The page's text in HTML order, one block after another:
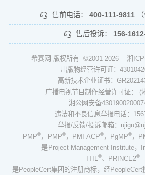
售前电话： 400-111-9811
售后投诉： 156-
希赛网 版权所有 ©2001-2026 湘
出版物经营许可证：
高新技术企业证书：
广播电视节目制作经营许可证： (
湘公网安备
违法和不良信息举报电话：
举报/反馈/投诉邮箱：
PMP®，PMP®，PMI-ACP®，PgMP®，
是Project Management Institute，
ITIL ®、PRINCE2®
是PeopleCert集团的注册商标，经PeopleCert